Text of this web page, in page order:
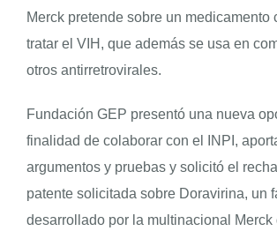
ENGLISH
Merck pretende sobre un medicamento
tratar el VIH, que además se usa en
otros antirretrovirales.
Fundación GEP presentó una nueva
finalidad de colaborar con el INPI,
argumentos y pruebas y solicitó el
patente solicitada sobre Doravirina, un
desarrollado por la multinacional Merck